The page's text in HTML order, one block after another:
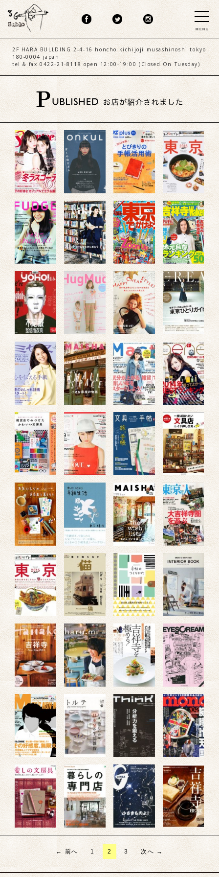
MENU
2F HARA BULLDING 2-4-16 honcho kichijoji musashinoshi tokyo
180-0004 japan
tel & fax 0422-21-8118 open 12:00-19:00 (Closed On Tuesday)
投
稿
← 前へ 1 2 3 次へ →